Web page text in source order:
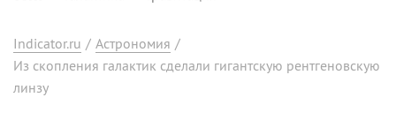
Indicator.ru / Астрономия /
Из скопления галактик сделали гигантскую рентгеновскую
линзу